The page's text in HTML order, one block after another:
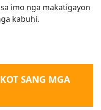
imo nga makatigayon
kabuhi.
SANG MGA